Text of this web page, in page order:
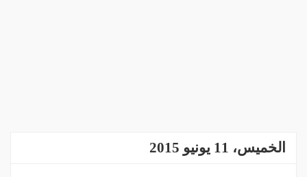
الخميس، 11 يونيو 2015